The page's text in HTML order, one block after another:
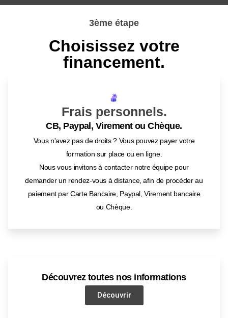
3ème étape
Choisissez votre
financement.
Frais personnels.
CB, Paypal, Virement ou Chèque.
Vous n'avez pas de droits ? Vous pouvez payer votre
formation sur place ou en ligne.
Nous vous invitons à contacter notre équipe pour
demander un rendez-vous à distance, afin de procéder au
paiement par Carte Bancaire, Paypal, Virement bancaire
ou Chèque.
Découvrez toutes nos informations
Découvrir